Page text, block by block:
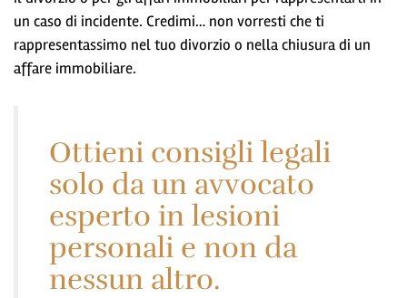
un caso di incidente. Credimi… non vorresti che ti
rappresentassimo nel tuo divorzio o nella chiusura di un
affare immobiliare.
Ottieni consigli legali
solo da un avvocato
esperto in lesioni
personali e non da
nessun altro.